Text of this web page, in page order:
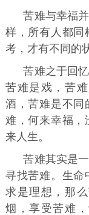
苦难与幸福
样，所有人都同
考，才有不同的
苦难之于回
苦难是戏，苦
酒，苦难是不同
难，何来幸福，
来人生。
苦难其实是
寻找苦难。生命
求是理想，那
烟，享受苦难